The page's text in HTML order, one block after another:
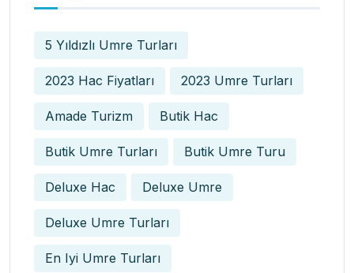
5 Yıldızlı Umre Turları
2023 Hac Fiyatları 2023 Umre Turları
Amade Turizm Butik Hac
Butik Umre Turları Butik Umre Turu
Deluxe Hac Deluxe Umre
Deluxe Umre Turları
En Iyi Umre Turları